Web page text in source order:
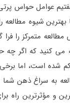
عوامل حواس
شیوه مطالعه
متمرکز را فرا
می کنید که اگر
شده است، اما برخی
به سراغ ذهن شما
و مؤثرترین راه